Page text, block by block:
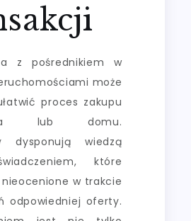
z pośrednikiem w
może
proces zakupu
lub domu.
dysponują wiedzą
które
w trakcie
odpowiedniej oferty.